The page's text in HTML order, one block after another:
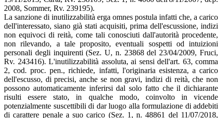
2008, Sommer, Rv. 239195).
La sanzione di inutilizzabilità erga omnes postula infatti che, a carico
dell'interessato, siano già stati acquisiti, prima dell'escussione, indizi
non equivoci di reità, come tali conosciuti dall'autorità procedente,
non rilevando, a tale proposito, eventuali sospetti od intuizioni
personali degli inquirenti (Sez. U, n. 23868 del 23/04/2009, Fruci,
Rv. 243416). L'inutilizzabilità assoluta, ai sensi dell'art. 63, comma
2, cod. proc. pen., richiede, infatti, l'originaria esistenza, a carico
dell'escusso, di precisi, anche se non gravi, indizi di reità, che non
possono automaticamente inferirsi dal solo fatto che il dichiarante
risulti essere stato, in qualche modo, coinvolto in vicende
potenzialmente suscettibili di dar luogo alla formulazione di addebiti
di carattere penale a suo carico (Sez. 1, n. 48861 del 11/07/2018,